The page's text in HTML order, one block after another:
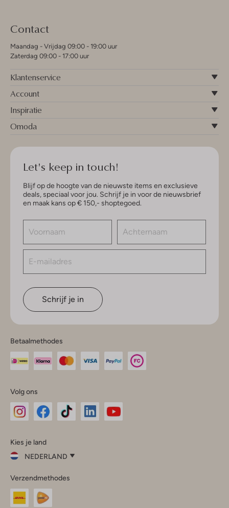
Contact
Maandag - Vrijdag 09:00 - 19:00 uur
Zaterdag 09:00 - 17:00 uur
Klantenservice
Account
Inspiratie
Omoda
Let's keep in touch!
Blijf op de hoogte van de nieuwste items en exclusieve
deals, speciaal voor jou. Schrijf je in voor de nieuwsbrief
en maak kans op € 150,- shoptegoed.
Schrijf je in
Betaalmethodes
Volg ons
InstagramFacebook
Kies je land
NEDERLAND
je
land
Nederland
Verzendmethodes